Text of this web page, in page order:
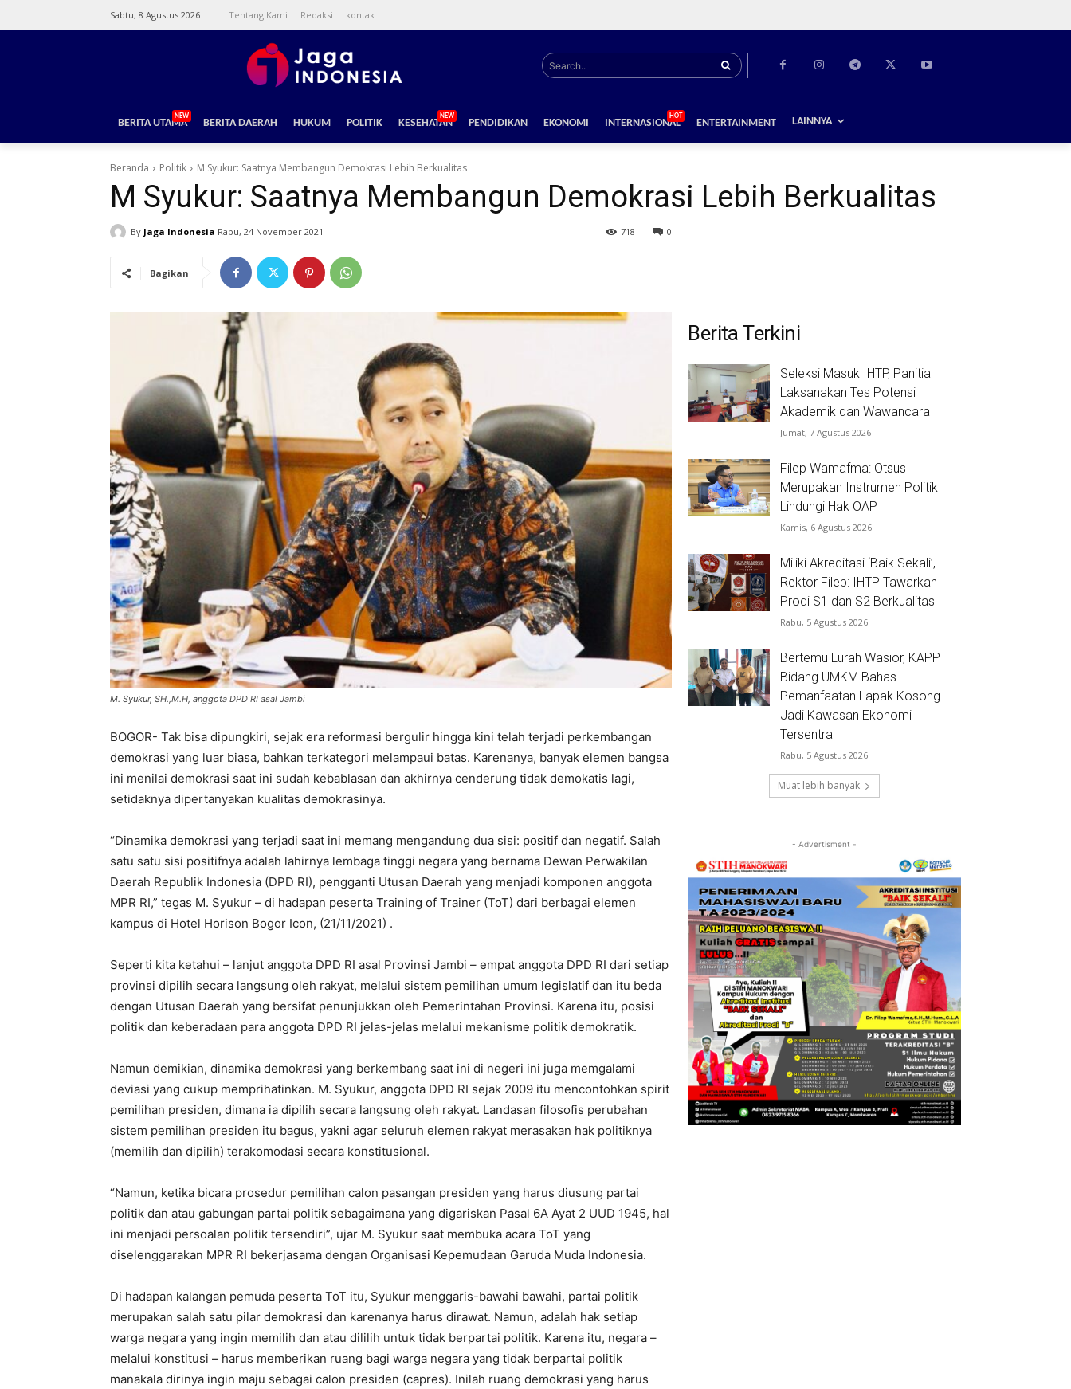
Sabtu, 8 Agustus 2026 Tentang Kami Redaksi kontak
Search..
BERITA UTAMA
NEW
BERITA DAERAH HUKUM POLITIK KESEHATAN
NEW
PENDIDIKAN EKONOMI INTERNASIONAL
HOT
ENTERTAINMENT LAINNYA
Beranda Politik M Syukur: Saatnya Membangun Demokrasi Lebih Berkualitas
M Syukur: Saatnya Membangun Demokrasi Lebih Berkualitas
By Jaga Indonesia Rabu, 24 November 2021 0
718
Bagikan
M. Syukur, SH.,M.H, anggota DPD RI asal Jambi
BOGOR- Tak bisa dipungkiri, sejak era reformasi bergulir hingga kini telah terjadi perkembangan
demokrasi yang luar biasa, bahkan terkategori melampaui batas. Karenanya, banyak elemen bangsa
ini menilai demokrasi saat ini sudah kebablasan dan akhirnya cenderung tidak demokatis lagi,
setidaknya dipertanyakan kualitas demokrasinya.
“Dinamika demokrasi yang terjadi saat ini memang mengandung dua sisi: positif dan negatif. Salah
satu satu sisi positifnya adalah lahirnya lembaga tinggi negara yang bernama Dewan Perwakilan
Daerah Republik Indonesia (DPD RI), pengganti Utusan Daerah yang menjadi komponen anggota
MPR RI,” tegas M. Syukur – di hadapan peserta Training of Trainer (ToT) dari berbagai elemen
kampus di Hotel Horison Bogor Icon, (21/11/2021) .
Seperti kita ketahui – lanjut anggota DPD RI asal Provinsi Jambi – empat anggota DPD RI dari setiap
provinsi dipilih secara langsung oleh rakyat, melalui sistem pemilihan umum legislatif dan itu beda
dengan Utusan Daerah yang bersifat penunjukkan oleh Pemerintahan Provinsi. Karena itu, posisi
politik dan keberadaan para anggota DPD RI jelas-jelas melalui mekanisme politik demokratik.
Namun demikian, dinamika demokrasi yang berkembang saat ini di negeri ini juga memgalami
deviasi yang cukup memprihatinkan. M. Syukur, anggota DPD RI sejak 2009 itu mencontohkan spirit
pemilihan presiden, dimana ia dipilih secara langsung oleh rakyat. Landasan filosofis perubahan
sistem pemilihan presiden itu bagus, yakni agar seluruh elemen rakyat merasakan hak politiknya
(memilih dan dipilih) terakomodasi secara konstitusional.
“Namun, ketika bicara prosedur pemilihan calon pasangan presiden yang harus diusung partai
politik dan atau gabungan partai politik sebagaimana yang digariskan Pasal 6A Ayat 2 UUD 1945, hal
ini menjadi persoalan politik tersendiri”, ujar M. Syukur saat membuka acara ToT yang
diselenggarakan MPR RI bekerjasama dengan Organisasi Kepemudaan Garuda Muda Indonesia.
Di hadapan kalangan pemuda peserta ToT itu, Syukur menggaris-bawahi bawahi, partai politik
merupakan salah satu pilar demokrasi dan karenanya harus dirawat. Namun, adalah hak setiap
warga negara yang ingin memilih dan atau dililih untuk tidak berpartai politik. Karena itu, negara –
melalui konstitusi – harus memberikan ruang bagi warga negara yang tidak berpartai politik
manakala dirinya ingin maju sebagai calon presiden (capres). Inilah ruang demokrasi yang harus
Berita Terkini
Seleksi Masuk IHTP, Panitia
Laksanakan Tes Potensi
Akademik dan Wawancara
Jumat, 7 Agustus 2026
Filep Wamafma: Otsus
Merupakan Instrumen Politik
Lindungi Hak OAP
Kamis, 6 Agustus 2026
Miliki Akreditasi ‘Baik Sekali’,
Rektor Filep: IHTP Tawarkan
Prodi S1 dan S2 Berkualitas
Rabu, 5 Agustus 2026
Bertemu Lurah Wasior, KAPP
Bidang UMKM Bahas
Pemanfaatan Lapak Kosong
Jadi Kawasan Ekonomi
Tersentral
Rabu, 5 Agustus 2026
Muat lebih banyak
- Advertisment -